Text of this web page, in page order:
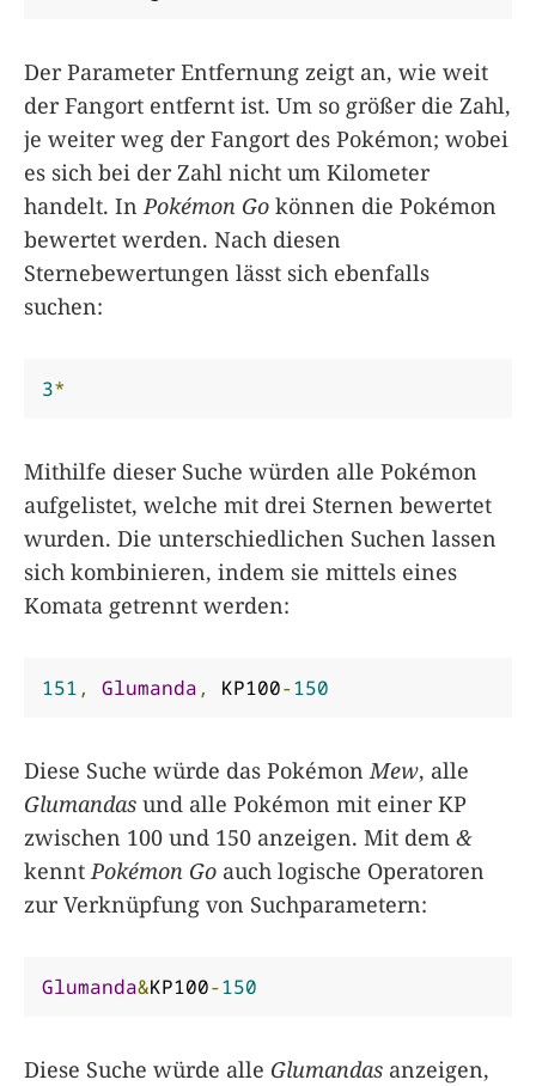
Der Parameter Entfernung zeigt an, wie weit
der Fangort entfernt ist. Um so größer die Zahl,
je weiter weg der Fangort des Pokémon; wobei
es sich bei der Zahl nicht um Kilometer
handelt. InPokémon Go können die Pokémon
bewertet werden. Nach diesen
Sternebewertungen lässt sich ebenfalls
suchen:
3*
Mithilfe dieser Suche würden alle Pokémon
aufgelistet, welche mit drei Sternen bewertet
wurden. Die unterschiedlichen Suchen lassen
sich kombinieren, indem sie mittels eines
Komata getrennt werden:
151 , Glumanda , KP100-150
Diese Suche würde das PokémonMew, alle
Glumandas und alle Pokémon mit einer KP
zwischen 100 und 150 anzeigen. Mit dem &
kenntPokémon Go auch logische Operatoren
zur Verknüpfung von Suchparametern:
Glumanda&KP100-150
Diese Suche würde alle Glumandas anzeigen,